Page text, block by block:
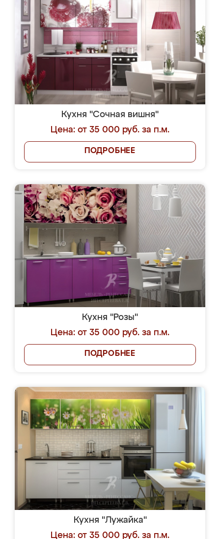
Кухня "Сочная вишня"
Цена: от 35 000 руб. за п.м.
ПОДРОБНЕЕ
Кухня "Розы"
Цена: от 35 000 руб. за п.м.
ПОДРОБНЕЕ
Кухня "Лужайка"
Цена: от 35 000 руб. за п.м.